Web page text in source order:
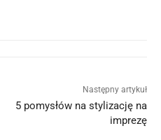
Następny artykuł
5 pomysłów na stylizację na
imprezę